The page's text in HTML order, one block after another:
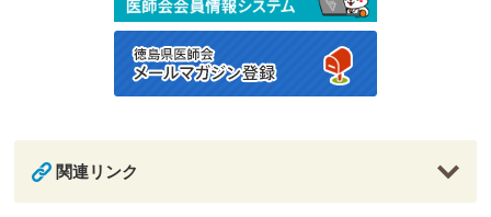
関連リンク